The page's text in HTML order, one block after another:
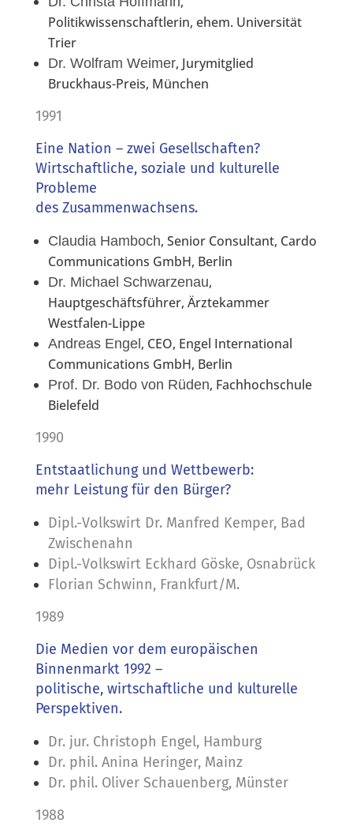
Politikwissenschaftlerin, ehem. Universität
Trier
Dr. Wolfram Weimer, Jurymitglied
Bruckhaus-Preis, München
1991
Eine Nation – zwei Gesellschaften?
Wirtschaftliche, soziale und kulturelle
Probleme
des Zusammenwachsens.
Claudia Hamboch, Senior Consultant, Cardo
Communications GmbH, Berlin
Dr. Michael Schwarzenau,
Hauptgeschäftsführer, Ärztekammer
Westfalen-Lippe
Andreas Engel , CEO, Engel International
Communications GmbH, Berlin
Prof. Dr. Bodo von Rüden, Fachhochschule
Bielefeld
1990
Entstaatlichung und Wettbewerb:
mehr Leistung für den Bürger?
Dipl.-Volkswirt Dr. Manfred Kemper, Bad
Zwischenahn
Dipl.-Volkswirt Eckhard Göske, Osnabrück
Florian Schwinn, Frankfurt/M.
1989
Die Medien vor dem europäischen
Binnenmarkt 1992 –
politische, wirtschaftliche und kulturelle
Perspektiven.
Dr. jur. Christoph Engel, Hamburg
Dr. phil. Anina Heringer, Mainz
Dr. phil. Oliver Schauenberg, Münster
1988